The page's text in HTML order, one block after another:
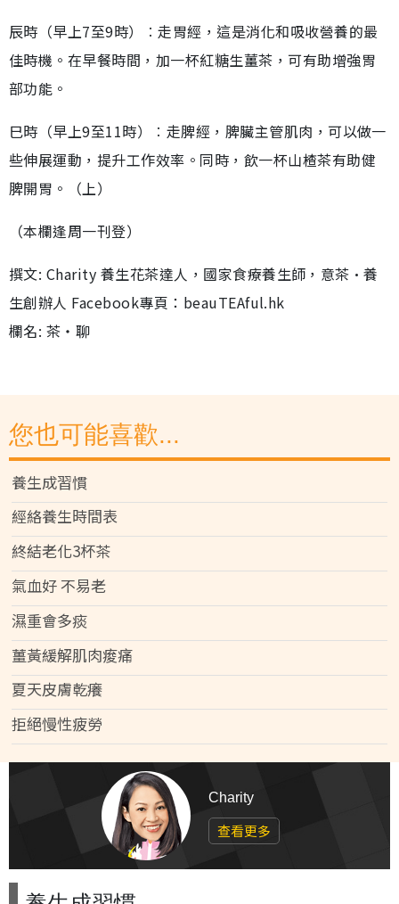
辰時（早上7至9時）︰走胃經，這是消化和吸收營養的最
佳時機。在早餐時間，加一杯紅糖生薑茶，可有助增強胃
部功能。
巳時（早上9至11時）︰走脾經，脾臟主管肌肉，可以做一
些伸展運動，提升工作效率。同時，飲一杯山楂茶有助健
脾開胃。（上）
（本欄逢周一刊登）
撰文: Charity 養生花茶達人，國家食療養生師，意茶•養
生創辦人 Facebook專頁：beauTEAful.hk
欄名: 茶‧聊
您也可能喜歡...
養生成習慣
經絡養生時間表
終結老化3杯茶
氣血好 不易老
濕重會多痰
薑黃緩解肌肉痠痛
夏天皮膚乾癢
拒絕慢性疲勞
Charity
查看更多